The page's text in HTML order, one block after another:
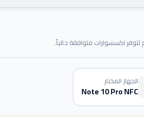
تتوفر اكسسوارات متوافقة حالياً.
الجهاز المختار
Note 10 Pro NFC